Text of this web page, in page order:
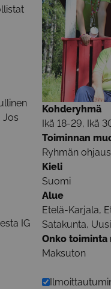
Jos
IG
Kohderyhmä
Ikä 18-29, Ikä
Toiminnan
Ryhmän
Kieli
Suomi
Alue
Etelä-Karjala,
Satakunta,
Onko toiminta
Maksuton